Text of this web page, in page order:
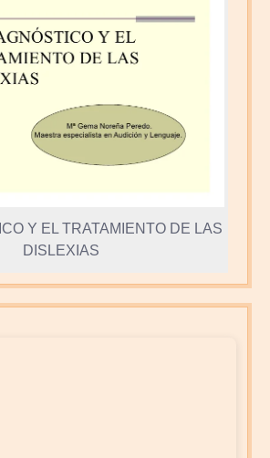
Y EL TRATAMIENTO DE LAS
DISLEXIAS